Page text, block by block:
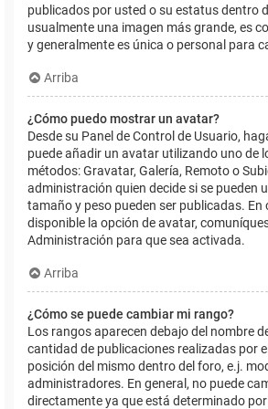
publicados por usted o su estatus dentro
usualmente una imagen más grande, es
y generalmente es única o personal para
Arriba
¿Cómo puedo mostrar un avatar?
Desde su Panel de Control de Usuario,
puede añadir un avatar utilizando uno de
métodos: Gravatar, Galería, Remoto o
administración quien decide si se pueden
tamaño y peso pueden ser publicadas. En
disponible la opción de avatar,
Administración para que sea activada.
Arriba
¿Cómo se puede cambiar mi rango?
Los rangos aparecen debajo del nombre
cantidad de publicaciones realizadas por
posición del mismo dentro del foro, e.j.
administradores. En general, no puede
directamente ya que está determinado